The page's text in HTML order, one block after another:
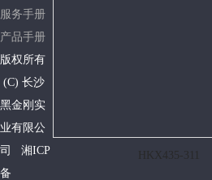
HKX435-311
服务手册
产品手册
版权所有
(C) 长沙
黑金刚实
业有限公
司
湘ICP
备